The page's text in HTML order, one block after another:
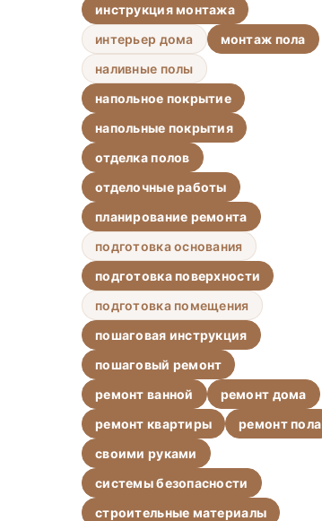
инструкция монтажа
интерьер дома
монтаж пола
наливные полы
напольное покрытие
напольные покрытия
отделка полов
отделочные работы
планирование ремонта
подготовка основания
подготовка поверхности
подготовка помещения
пошаговая инструкция
пошаговый ремонт
ремонт ванной
ремонт дома
ремонт квартиры
ремонт пола
своими руками
системы безопасности
строительные материалы